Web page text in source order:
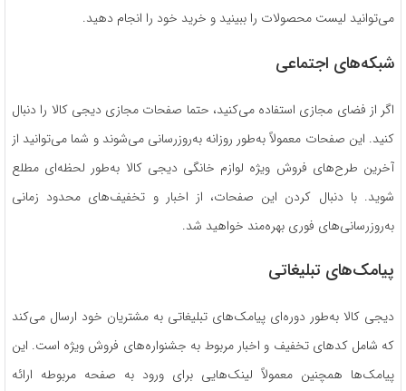
می‌توانید لیست محصولات را ببینید و خرید خود را انجام دهید.
شبکه‌های اجتماعی
اگر از فضای مجازی استفاده می‌کنید، حتما صفحات مجازی دیجی‌ کالا را دنبال
کنید. این صفحات معمولاً به‌طور روزانه به‌روزرسانی می‌شوند و شما می‌توانید از
آخرین طرح‌های فروش ویژه لوازم خانگی دیجی‌ کالا به‌طور لحظه‌ای مطلع
شوید. با دنبال کردن این صفحات، از اخبار و تخفیف‌های محدود زمانی
به‌روزرسانی‌های فوری بهره‌مند خواهید شد.
پیامک‌های تبلیغاتی
دیجی‌ کالا به‌طور دوره‌ای پیامک‌های تبلیغاتی به مشتریان خود ارسال می‌کند
که شامل کدهای تخفیف و اخبار مربوط به جشنواره‌های فروش ویژه است. این
پیامک‌ها همچنین معمولاً لینک‌هایی برای ورود به صفحه مربوطه ارائه